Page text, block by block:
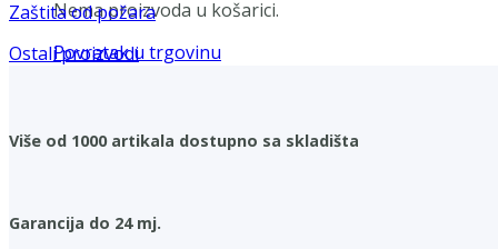
Nema proizvoda u košarici.
Povratak u trgovinu
Zaštita od požara
Ostali proizvodi
Više od 1000 artikala dostupno sa skladišta
Garancija do 24 mj.